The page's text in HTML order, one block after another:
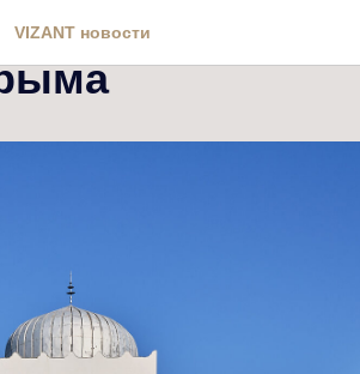
VIZANT новостивошёл в